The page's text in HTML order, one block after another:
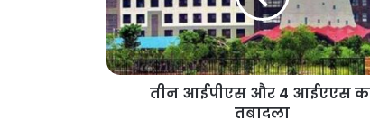
तीन आईपीएस और 4 आईएएस
तबादला